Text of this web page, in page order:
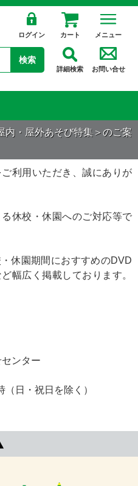
ログイン カート メニュー
検索
詳細検索 お問い合せ
内・屋外あそび特集＞のご案
利用いただき、誠にありが
休校・休園へのご対応等で
休園期間におすすめのDVD
幅広く掲載しております。
ンター
日・祝日を除く）